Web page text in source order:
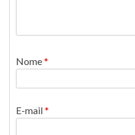
Nome*
E-mail*